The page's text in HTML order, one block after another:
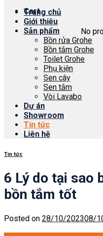
Cart
No
Trang chủ
Giới thiệu
Sản phẩm
Bồn rửa Grohe
Bồn tắm Grohe
Toilet Grohe
Phụ kiện
Sen cây
Sen tắm
Vòi Lavabo
Dự án
Showroom
Tin tức
Liên hệ
Tin tức
6 Lý do tại sao
bồn tắm tốt
Posted on 28/10/202308/